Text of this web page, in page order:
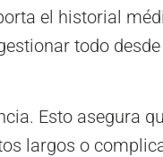
el historial
todo
Esto asegura
largos o